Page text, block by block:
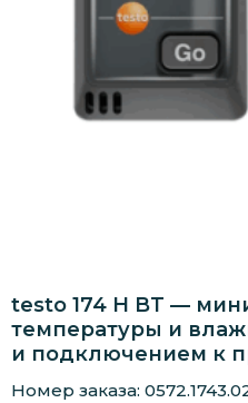
testo 174 H BT —
температуры и
и подключением к
Номер заказа: